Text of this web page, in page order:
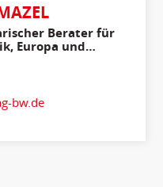
Berater für
Europa und
bw.de